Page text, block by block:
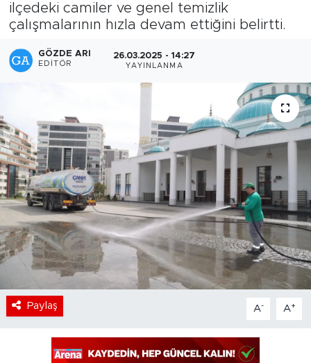
ilçedeki camiler ve genel temizlik
çalışmalarının hızla devam ettiğini belirtti.
GÖZDE ARI
EDITÖR
26.03.2025 - 14:27
YAYINLANMA
Paylaş A- A+